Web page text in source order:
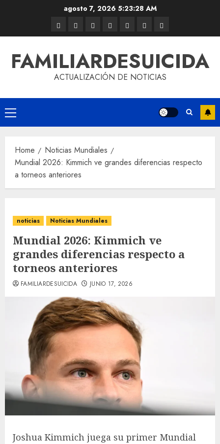
agosto 7, 2026 5:23:29 AM
FAMILIARDESUICIDA
ACTUALIZACIÓN DE NOTICIAS
Home
Noticias Mundiales
Mundial 2026: Kimmich ve grandes diferencias respecto
a torneos anteriores
noticias Noticias Mundiales
Mundial 2026: Kimmich ve
grandes diferencias respecto a
torneos anteriores
FAMILIARDESUICIDA JUNIO 17, 2026
Joshua Kimmich juega su primer Mundial